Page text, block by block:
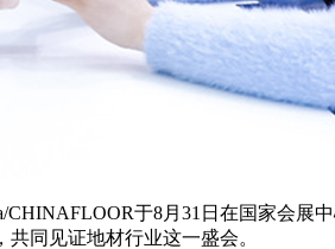
于8月31日在国家会展
同见证地材行业这一盛会。